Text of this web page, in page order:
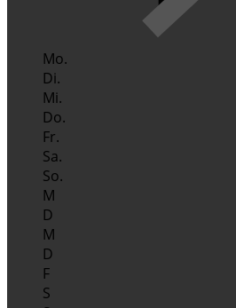
Mo.
Di.
Mi.
Do.
Fr.
Sa.
So.
M
D
M
D
F
S